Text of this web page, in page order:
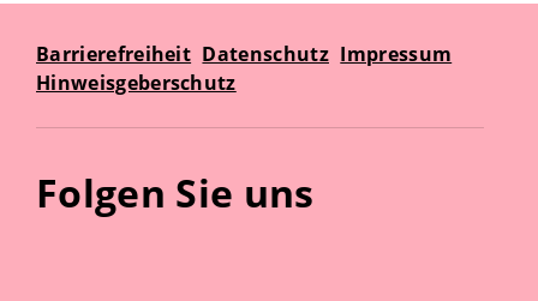
Barrierefreiheit Datenschutz Impressum
Hinweisgeberschutz
Folgen Sie uns